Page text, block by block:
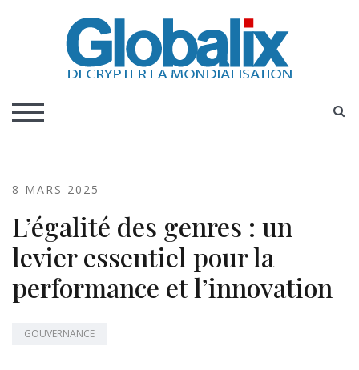
Globalix
TOGGLE MOBILE MENU
8 MARS 2025
L’égalité des genres : un
levier essentiel pour la
performance et l’innovation
GOUVERNANCE